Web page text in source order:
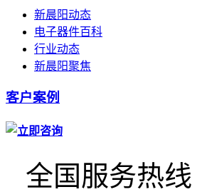
新晨阳动态
电子器件百科
行业动态
新晨阳聚焦
客户案例
全国服务热线